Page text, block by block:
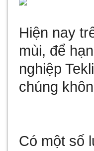
Hiện nay
mùi, để
nghiệp
chúng
Có một số